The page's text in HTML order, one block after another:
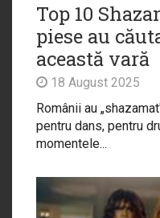
Top 10
piese au
această vară
18 August 2025
Românii au
pentru dans, pentru
momentele...